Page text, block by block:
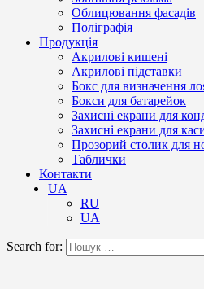
Облицювання фасадів
Поліграфія
Продукція
Акрилові кишені
Акрилові підставки
Бокс для визначення
Бокси для батарейок
Захисні екрани для
Захисні екрани для
Прозорий столик для
Таблички
Контакти
UA
RU
UA
Search for: